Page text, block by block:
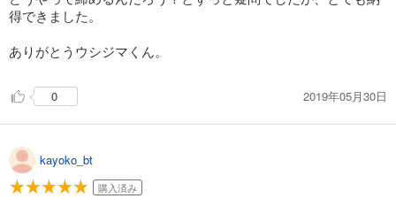
得できました。
ありがとうウシジマくん。
0 2019年05月30日
kayoko_bt
購入済み